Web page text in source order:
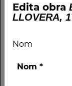
Edita obra
LLOVERA,
Nom
Nom *